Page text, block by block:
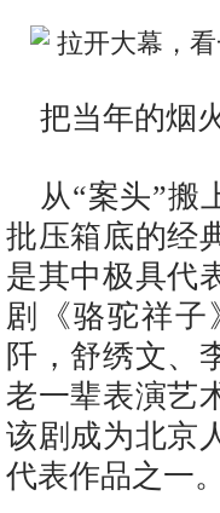
把当年的烟
从“案头”搬
批压箱底的经
是其中极具代
剧《骆驼祥子
阡，舒绣文、
老一辈表演艺
该剧成为北京
代表作品之一。